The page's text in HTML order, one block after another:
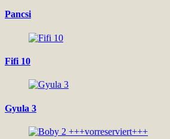
Pancsi
Fifi 10
Gyula 3